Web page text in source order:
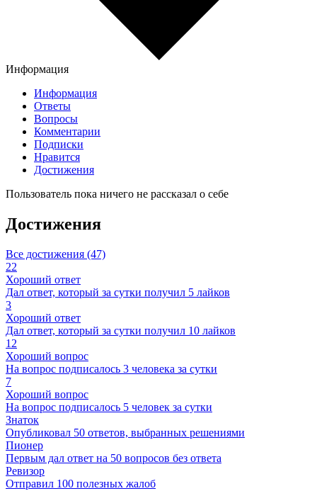
Информация
Информация
Ответы
Вопросы
Комментарии
Подписки
Нравится
Достижения
Пользователь пока ничего не рассказал о себе
Достижения
Все достижения (47)
22
Хороший ответ
Дал ответ, который за сутки получил 5 лайков
3
Хороший ответ
Дал ответ, который за сутки получил 10 лайков
12
Хороший вопрос
На вопрос подписалось 3 человека за сутки
7
Хороший вопрос
На вопрос подписалось 5 человек за сутки
Знаток
Опубликовал 50 ответов, выбранных решениями
Пионер
Первым дал ответ на 50 вопросов без ответа
Ревизор
Отправил 100 полезных жалоб